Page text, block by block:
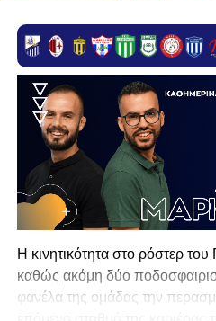
Η κινητικότητα στο ρόστερ
καθώς ακόμη δύο
φανέλα της ομάδας την